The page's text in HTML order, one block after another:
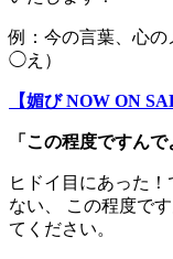
例：今の言葉、心
◯え）
【媚び NOW ON
「この程度ですんで
ヒドイ目にあった
ない、 この程度で
てください。